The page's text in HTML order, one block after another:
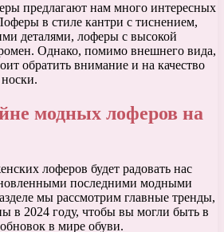
предлагают нам много интересных
в стиле кантри с тиснением,
деталями, лоферы с высокой
Однако, помимо внешнего вида,
обратить внимание и на качество
модных лоферов на
лоферов будет радовать нас
последними модными
мы рассмотрим главные тренды,
в 2024 году, чтобы вы могли быть в
в мире обуви.